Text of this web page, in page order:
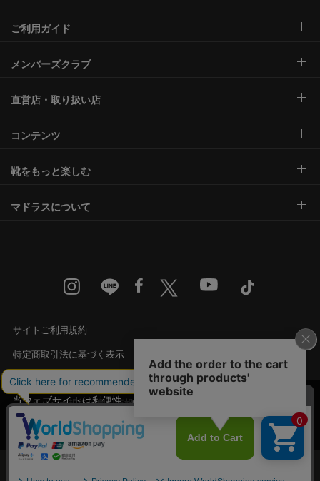
ご利用ガイド
メンバーズクラブ
直営店・取り扱い店
コンテンツ
靴をもっと楽しむ
マドラスについて
サイトご利用規約
特定商取引法に基づく表示
古物営業法に基づく表示
プライバシー規約・個人情報の取り扱い
カスタマーハラスメントに対する基本方針
English 中文
当ウェブサイトは利便性、品質維持・向上を目的
にCookieを使用しております。詳細はプライバシ
ー規約をご覧ください。
承諾する